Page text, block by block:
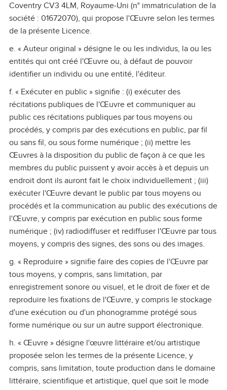
Coventry CV3 4LM, Royaume‑Uni (n° immatriculation de la
société : 01672070), qui propose l'Œuvre selon les termes
de la présente Licence.
e. « Auteur original » désigne le ou les individus, la ou les
entités qui ont créé l'Œuvre ou, à défaut de pouvoir
identifier un individu ou une entité, l'éditeur.
f. « Exécuter en public » signifie : (i) exécuter des
récitations publiques de l'Œuvre et communiquer au
public ces récitations publiques par tous moyens ou
procédés, y compris par des exécutions en public, par fil
ou sans fil, ou sous forme numérique ; (ii) mettre les
Œuvres à la disposition du public de façon à ce que les
membres du public puissent y avoir accès à et depuis un
endroit dont ils auront fait le choix individuellement ; (iii)
exécuter l'Œuvre devant le public par tous moyens ou
procédés et la communication au public des exécutions de
l'Œuvre, y compris par exécution en public sous forme
numérique ; (iv) radiodiffuser et rediffuser l'Œuvre par tous
moyens, y compris des signes, des sons ou des images.
g. « Reproduire » signifie faire des copies de l'Œuvre par
tous moyens, y compris, sans limitation, par
enregistrement sonore ou visuel, et le droit de fixer et de
reproduire les fixations de l'Œuvre, y compris le stockage
d'une exécution ou d'un phonogramme protégé sous
forme numérique ou sur un autre support électronique.
h. « Œuvre » désigne l'œuvre littéraire et/ou artistique
proposée selon les termes de la présente Licence, y
compris, sans limitation, toute production dans le domaine
littéraire, scientifique et artistique, quel que soit le mode